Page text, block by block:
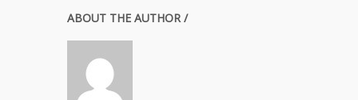
ABOUT THE AUTHOR /